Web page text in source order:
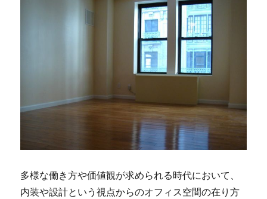
多様な働き方や価値観が求められる時代において、
内装や設計という視点からのオフィス空間の在り方